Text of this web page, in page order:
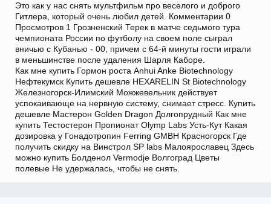
Это как у нас снять мультфильм про веселого и доброго
Гитлера, который очень любил детей. Комментарии 0
Просмотров 1 Грозненский Терек в матче седьмого тура
чемпионата России по футболу на своем поле сыграл
вничью с Кубанью - 00, причем с 64-й минуты гости играли
в меньшинстве после удаления Шарля Каборе.
Как мне купить Гормон роста Anhui Anke Biotechnology
Нефтекумск Купить дешевле HEXARELIN St Biotechnology
Железногорск-Илимский Можжевельник действует
успокаивающе на нервную систему, снимает стресс. Купить
дешевле Мастерон Golden Dragon Долгопрудный Как мне
купить Тестостерон Пропионат Olymp Labs Усть-Кут Какая
дозировка у Гонадотропин Ferring GMBH Красногорск Где
получить скидку на Винстрол SP labs Малоярославец Здесь
можно купить Болденол Vermodje Волгоград Цветы
полевые Не удержалась, чтобы не снять.